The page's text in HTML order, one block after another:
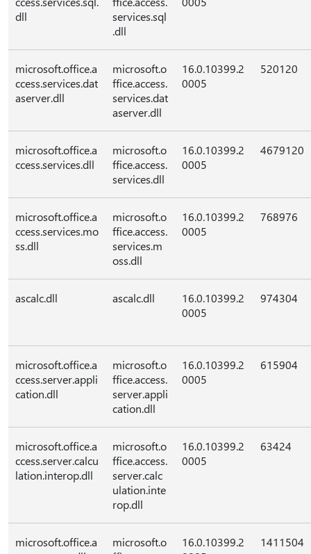
dll
services.sql
.dll
microsoft.office.a
ccess.services.dat
aserver.dll
microsoft.o
ffice.access.
services.dat
aserver.dll
16.0.10399.2
0005
520120
microsoft.office.a
ccess.services.dll
microsoft.o
ffice.access.
services.dll
16.0.10399.2
0005
4679120
microsoft.office.a
ccess.services.mo
ss.dll
microsoft.o
ffice.access.
services.m
oss.dll
16.0.10399.2
0005
768976
ascalc.dll ascalc.dll
16.0.10399.2
0005
974304
microsoft.office.a
ccess.server.appli
cation.dll
microsoft.o
ffice.access.
server.appli
cation.dll
16.0.10399.2
0005
615904
microsoft.office.a
ccess.server.calcu
lation.interop.dll
microsoft.o
ffice.access.
server.calc
ulation.inte
rop.dll
16.0.10399.2
0005
63424
microsoft.office.a
microsoft.o
16.0.10399.2
1411504